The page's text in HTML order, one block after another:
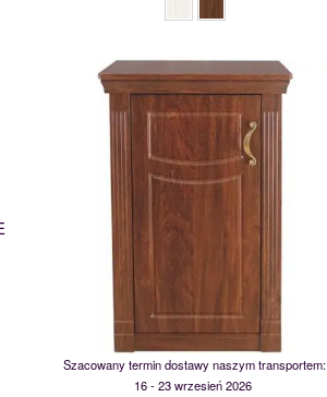
KD1
103271
Szacowany termin dostawy naszym transportem:
16 - 23 wrzesień 2026